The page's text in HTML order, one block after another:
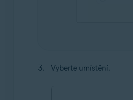
Vyberte umístění.